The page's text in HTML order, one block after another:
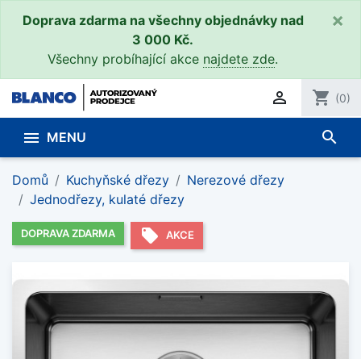
Doprava zdarma na všechny objednávky nad
3 000 Kč.
Všechny probíhající akce najdete zde.
×
 shopping_cart (0)
 MENU search
Domů Kuchyňské dřezy
Nerezové dřezy
Jednodřezy, kulaté dřezy
DOPRAVA ZDARMA local_offer AKCE